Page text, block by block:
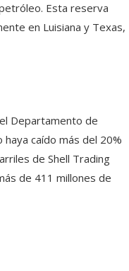
Esta reserva
en Luisiana y Texas,
Departamento de
caído más del 20%
de Shell Trading
de 411 millones de